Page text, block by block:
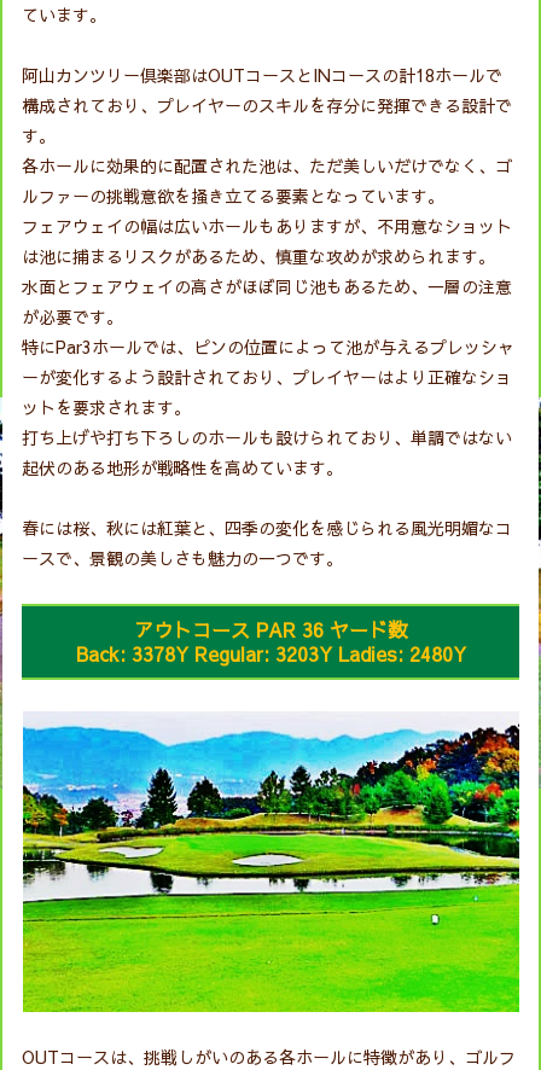
ています。
阿山カンツリー倶楽部はOUTコースとINコースの計18ホールで
構成されており、プレイヤーのスキルを存分に発揮できる設計で
す。
各ホールに効果的に配置された池は、ただ美しいだけでなく、ゴ
ルファーの挑戦意欲を掻き立てる要素となっています。
フェアウェイの幅は広いホールもありますが、不用意なショット
は池に捕まるリスクがあるため、慎重な攻めが求められます。
水面とフェアウェイの高さがほぼ同じ池もあるため、一層の注意
が必要です。
特にPar3ホールでは、ピンの位置によって池が与えるプレッシャ
ーが変化するよう設計されており、プレイヤーはより正確なショ
ットを要求されます。
打ち上げや打ち下ろしのホールも設けられており、単調ではない
起伏のある地形が戦略性を高めています。
春には桜、秋には紅葉と、四季の変化を感じられる風光明媚なコ
ースで、景観の美しさも魅力の一つです。
アウトコース PAR 36 ヤード数
Back: 3378Y Regular: 3203Y Ladies: 2480Y
OUTコースは、挑戦しがいのある各ホールに特徴があり、ゴルフ